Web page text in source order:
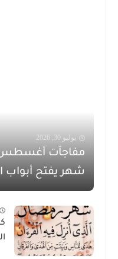
يوليو 30, 2026
شهر يفتح أبواب